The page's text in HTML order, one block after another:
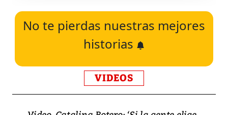
No te pierdas nuestras mejores
historias
VIDEOS